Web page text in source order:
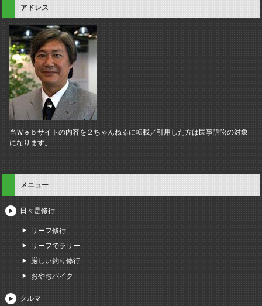
アドレス
当Ｗｅｂサイトの内容を２ちゃんねるに転載／引用した方は民事訴訟の対象
になります。
メニュー
日々是修行
リーフ修行
リーフでラリー
厳しい釣り修行
おやぢバイク
クルマ